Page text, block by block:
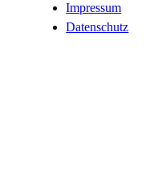
Impressum
Datenschutz